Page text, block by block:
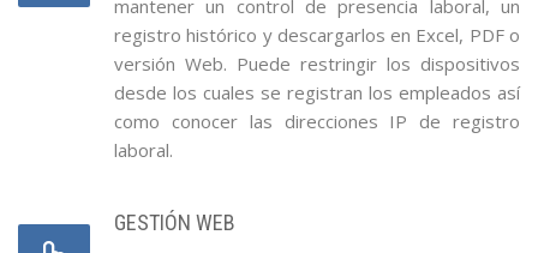
mantener un control de presencia laboral, un
registro histórico y descargarlos en Excel, PDF o
versión Web. Puede restringir los dispositivos
desde los cuales se registran los empleados así
como conocer las direcciones IP de registro
laboral.
GESTIÓN WEB